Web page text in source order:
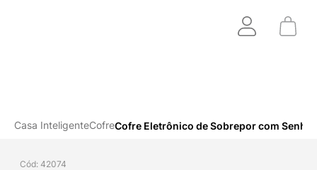
Casa InteligenteCofreCofre Eletrônico de Sobrepor com Senha
Cód: 42074